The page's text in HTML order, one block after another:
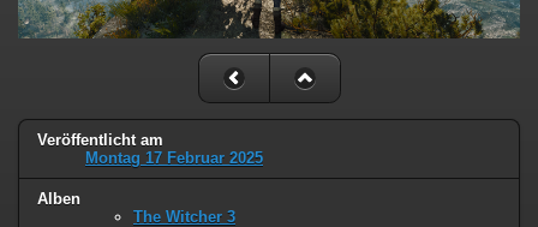
Veröffentlicht am
Montag 17 Februar 2025
Alben
The Witcher 3